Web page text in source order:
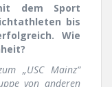
dem Sport
bis
Wie
„USC Mainz“
von anderen